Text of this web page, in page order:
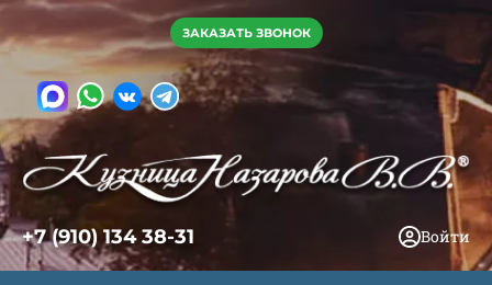
ЗАКАЗАТЬ ЗВОНОК
+7 (910) 134 38-31 Войти